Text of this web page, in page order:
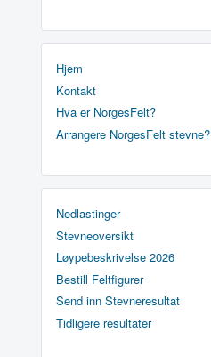
Hjem
Kontakt
Hva er NorgesFelt?
Arrangere NorgesFelt stevne?
Nedlastinger
Stevneoversikt
Løypebeskrivelse 2026
Bestill Feltfigurer
Send inn Stevneresultat
Tidligere resultater